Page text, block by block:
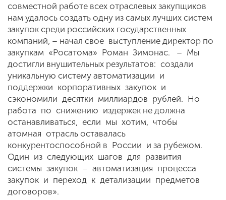
совместной работе всех отраслевых закупщиков
нам удалось создать одну из самых лучших систем
закупок среди российских государственных
компаний, – начал свое выступление директор по
закупкам «Росатома» Роман Зимонас. – Мы
достигли внушительных результатов: создали
уникальную систему автоматизации и
поддержки корпоративных закупок и
сэкономили десятки миллиардов рублей. Но
работа по снижению издержек не должна
останавливаться, если мы хотим, чтобы
атомная отрасль оставалась
конкурентоспособной в России и за рубежом.
Один из следующих шагов для развития
системы закупок – автоматизация процесса
закупок и переход к детализации предметов
договоров».